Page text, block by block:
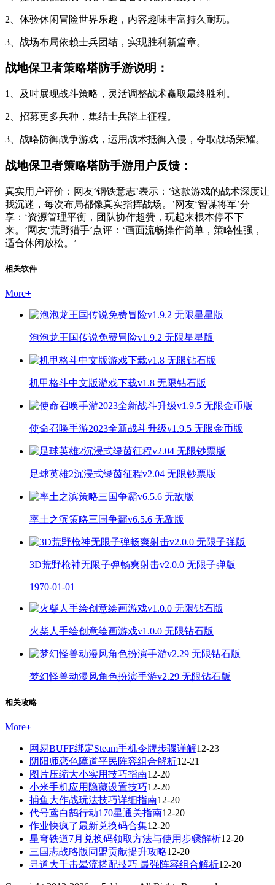
2、体验休闲冒险世界乐趣，内容趣味丰富持久耐玩。
3、战场布局依赖士兵团结，实现胜利新篇章。
战地保卫者策略塔防手游说明：
1、及时展现战斗策略，灵活调整战术赢取最终胜利。
2、招募更多兵种，集结士兵踏上征程。
3、战略防御战争游戏，运用战术抵御入侵，夺取战场荣耀。
战地保卫者策略塔防手游用户反馈：
真实用户评价：网友‘钢铁意志’表示：‘这款游戏的战术深度让
我沉迷，每次布局都像真实指挥战场。’网友‘智谋将军’分
享：‘资源管理平衡，团队协作超赞，玩起来根本停不下
来。’网友‘荒野猎手’点评：‘画面流畅操作简单，策略性强，
适合休闲放松。’
相关软件
More+
泡泡龙王国传说免费冒险v1.9.2 无限星星版
机甲格斗中文版游戏下载v1.8 无限钻石版
使命召唤手游2023全新战斗升级v1.9.5 无限金币版
足球英雄2沉浸式绿茵征程v2.04 无限钞票版
率土之滨策略三国争霸v6.5.6 无敌版
3D荒野枪神无限子弹畅爽射击v2.0.0 无限子弹版
1970-01-01
火柴人手绘创意绘画游戏v1.0.0 无限钻石版
梦幻怪兽动漫风角色扮演手游v2.29 无限钻石版
相关攻略
More+
网易BUFF绑定Steam手机令牌步骤详解12-23
阴阳师恋色障道平民阵容组合解析12-21
图片压缩大小实用技巧指南12-20
小米手机应用隐藏设置技巧12-20
捕鱼大作战玩法技巧详细指南12-20
代号鸢白鹄行动170星通关指南12-20
作业快疯了最新兑换码合集12-20
星穹铁道7月兑换码领取方法与使用步骤解析12-20
三国志战略版同盟贡献提升攻略12-20
寻道大千击晕流搭配技巧 最强阵容组合解析12-20